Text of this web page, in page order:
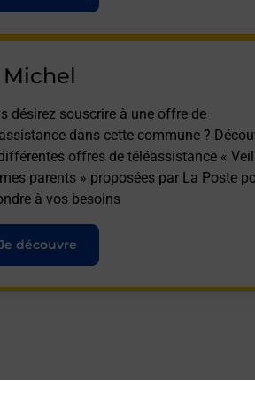
Michel
désirez souscrire à une offre de
dans cette commune ?
offres de téléassistance «
parents » proposées par La Poste
à vos besoins
découvre